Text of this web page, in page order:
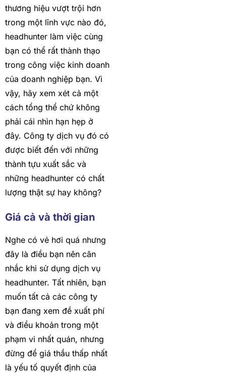
thương hiệu vượt trội hơn
trong một lĩnh vực nào đó,
headhunter làm việc cùng
bạn có thể rất thành thạo
trong công việc kinh doanh
của doanh nghiệp bạn. Vì
vậy, hãy xem xét cả một
cách tổng thể chứ không
phải cái nhìn hạn hẹp ở
đây. Công ty dịch vụ đó có
được biết đến với những
thành tựu xuất sắc và
những headhunter có chất
lượng thật sự hay không?
Giá cả và thời gian
Nghe có vẻ hơi quá nhưng
đây là điều bạn nên cân
nhắc khi sử dụng dịch vụ
headhunter. Tất nhiên, bạn
muốn tất cả các công ty
bạn đang xem đề xuất phí
và điều khoản trong một
phạm vi nhất quán, nhưng
đừng để giá thầu thấp nhất
là yếu tố quyết định của